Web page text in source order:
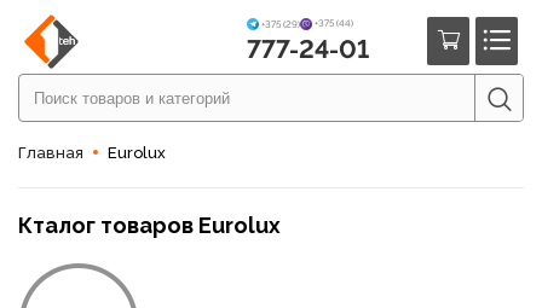
+375 (29) +375 (44)
777-24-01
Главная Eurolux
Кталог товаров Eurolux